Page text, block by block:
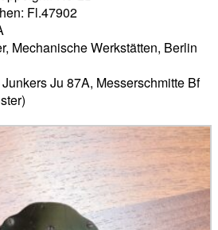
Fl.47902
Mechanische Werkstätten, Berlin
Ju 87A, Messerschmitte Bf